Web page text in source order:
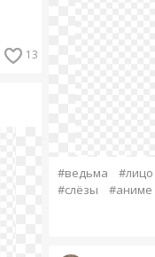
13
#ведьма
#лицо
#слёзы
#аниме